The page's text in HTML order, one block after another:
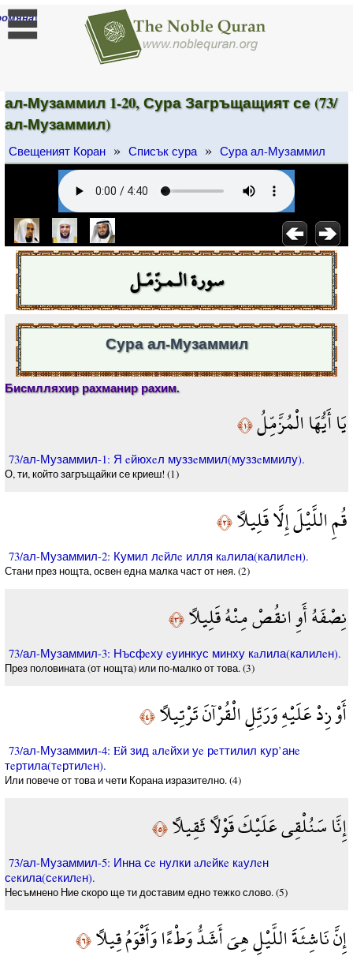
]
ал-Музаммил 1-20, Сура Загръщащият се (73/
ал-Музаммил)
Свещеният Коран » Списък сура » Сура ал-Музаммил
سورة الـمـزّمّـل
Сура ал-Музаммил
Бисмлляхир рахманир рахим.
يَا أَيُّهَا الْمُزَّمِّلُ﴿١﴾
73/ал-Музаммил-1: Я eйюхeл муззeммил(муззeммилу).
О, ти, който загръщайки се криеш! (1)
قُمِ اللَّيْلَ إِلَّا قَلِيلًا﴿٢﴾
73/ал-Музаммил-2: Кумил лeйлe илля кaлила(калилeн).
Стани през нощта, освен една малка част от нея. (2)
نِصْفَهُ أَوِ انقُصْ مِنْهُ قَلِيلًا﴿٣﴾
73/ал-Музаммил-3: Нъсфeху eуинкус минху кaлила(калилeн).
През половината (от нощта) или по-малко от това. (3)
أَوْ زِدْ عَلَيْهِ وَرَتِّلِ الْقُرْآنَ تَرْتِيلًا﴿٤﴾
73/ал-Музаммил-4: Eй зид aлeйхи уe рeттилил кур’анe
тeртила(тeртилeн).
Или повече от това и чети Корана изразително. (4)
إِنَّا سَنُلْقِي عَلَيْكَ قَوْلًا ثَقِيلًا﴿٥﴾
73/ал-Музаммил-5: Инна сe нулки aлeйкe кaулeн
сeкила(сeкилeн).
Несъмнено Ние скоро ще ти доставим едно тежко слово. (5)
إِنَّ نَاشِئَةَ اللَّيْلِ هِيَ أَشَدُّ وَطْءًا وَأَقْوَمُ قِيلًا﴿٦﴾